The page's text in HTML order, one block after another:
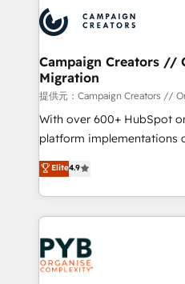
extensive experience
and manufacturers since
empowering our clients
autonomy. Get to grips
guided implementation
the CRM platform into
you like support in
to your needs and sales
certifications, we are part
services are offered in both
Campaign Creators //
Migration
提供元：Campaign Creators //
With over 600+ HubSpot
platform implementations
Elite Solutions Partner for
migrate, replatform, and
in high-impact CRM and
onboarding from
Zoho, Pardot, Marketo,
WordPress and legacy
systems into unified,
Elite4.9